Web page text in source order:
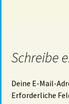
Schreibe
Deine E-Mail-
Erforderliche